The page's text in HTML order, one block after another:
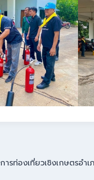
การท่องเที่ยวเชิงเกษตรอ